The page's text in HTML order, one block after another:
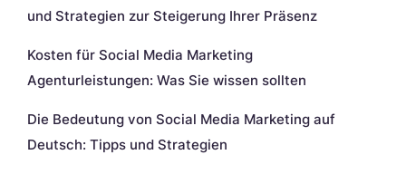
und Strategien zur Steigerung Ihrer Präsenz
Kosten für Social Media Marketing
Agenturleistungen: Was Sie wissen sollten
Die Bedeutung von Social Media Marketing auf
Deutsch: Tipps und Strategien